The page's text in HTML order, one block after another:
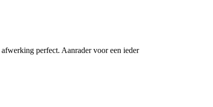
perfect. Aanrader voor een ieder